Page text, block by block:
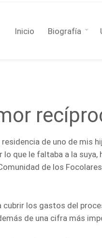
Inicio Biografía
de uno de mis
que le faltaba a la
de los
los gastos del
de una cifra más